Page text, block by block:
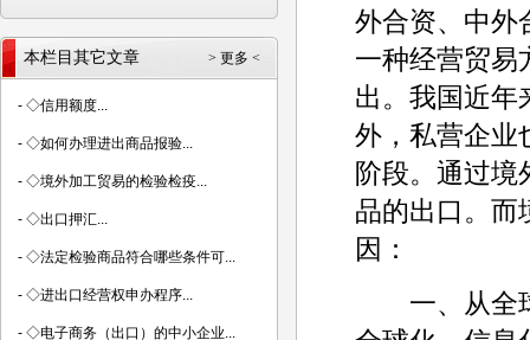
外合资、中外
一种经营贸易
出。我国近年
外，私营企业
阶段。通过境
品的出口。而
因：
一、从全球
> 更多 <
本栏目其它文章
- ◇信用额度...
- ◇如何办理进出商品报验...
- ◇境外加工贸易的检验检疫...
- ◇出口押汇...
- ◇法定检验商品符合哪些条件可...
- ◇进出口经营权申办程序...
- ◇电子商务（出口）的中小企业...